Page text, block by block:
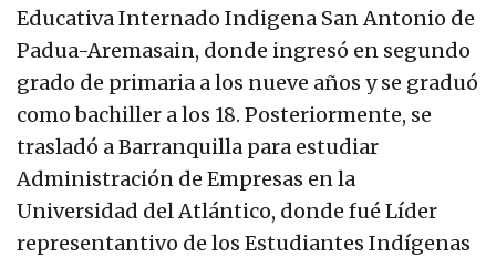
Educativa Internado Indigena San Antonio de
Padua-Aremasain, donde ingresó en segundo
grado de primaria a los nueve años y se graduó
como bachiller a los 18. Posteriormente, se
trasladó a Barranquilla para estudiar
Administración de Empresas en la
Universidad del Atlántico, donde fué Líder
representantivo de los Estudiantes Indígenas